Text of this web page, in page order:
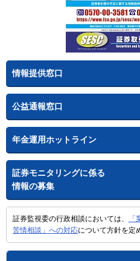
情報提供窓口
公益通報窓口
年金運用ホットライン
証券モニタリングに係る
情報の募集
証券監視委の行政相談においては、
苦情相談」への対応について方針を定